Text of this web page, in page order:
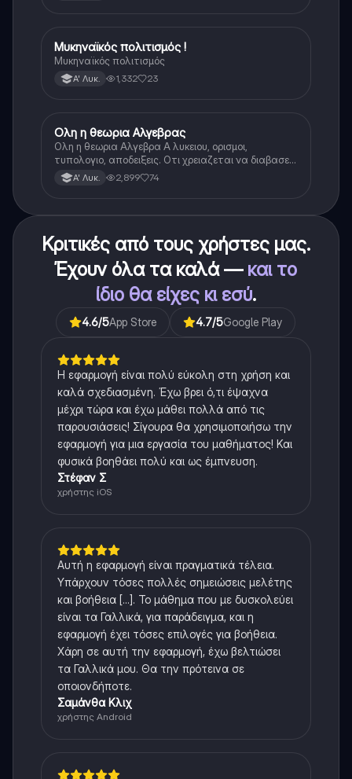
Ιστορία
Μυκηναϊκός πολιτισμός !
Μυκηναϊκός πολιτισμός
Α' Λυκ. 1,332 23
Μαθηματικά
Ολη η θεωρια Αλγεβρας
Ολη η θεωρια Αλγεβρα Α λυκειου, ορισμοι,
τυπολογιο, αποδειξεις. Οτι χρειαζεται να διαβασεις
για το θεωρητικο κομματι της αλγεβρας.
Α' Λυκ. 2,899 74
Κριτικές από τους χρήστες μας.
Έχουν όλα τα καλά — και το
ίδιο θα είχες κι εσύ.
4.6/5App Store 4.7/5Google Play
Η εφαρμογή είναι πολύ εύκολη στη χρήση και
καλά σχεδιασμένη. Έχω βρει ό,τι έψαχνα
μέχρι τώρα και έχω μάθει πολλά από τις
παρουσιάσεις! Σίγουρα θα χρησιμοποιήσω την
εφαρμογή για μια εργασία του μαθήματος! Και
φυσικά βοηθάει πολύ και ως έμπνευση.
Στέφαν Σ
χρήστης iOS
Αυτή η εφαρμογή είναι πραγματικά τέλεια.
Υπάρχουν τόσες πολλές σημειώσεις μελέτης
και βοήθεια [...]. Το μάθημα που με δυσκολεύει
είναι τα Γαλλικά, για παράδειγμα, και η
εφαρμογή έχει τόσες επιλογές για βοήθεια.
Χάρη σε αυτή την εφαρμογή, έχω βελτιώσει
τα Γαλλικά μου. Θα την πρότεινα σε
οποιονδήποτε.
Σαμάνθα Κλιχ
χρήστης Android